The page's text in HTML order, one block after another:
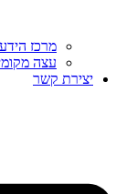
מרכז הידע
עצה
יצירת קשר